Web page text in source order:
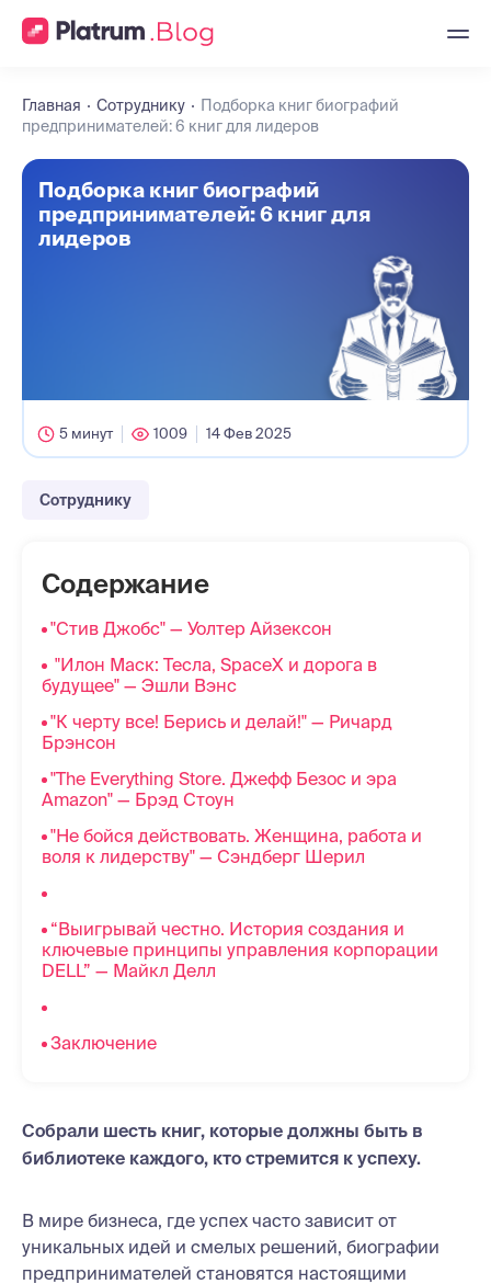
Главная Сотруднику
Подборка книг биографий
предпринимателей: 6 книг для лидеров
Подборка книг биографий
предпринимателей: 6 книг для
лидеров
5 минут 1009 14 Фев 2025
Сотруднику
Содержание
"Стив Джобс" — Уолтер Айзексон
"Илон Маск: Тесла, SpaceX и дорога в
будущее" — Эшли Вэнс
"К черту все! Берись и делай!" — Ричард
Брэнсон
"The Everything Store. Джефф Безос и эра
Amazon" — Брэд Стоун
"Не бойся действовать. Женщина, работа и
воля к лидерству" — Сэндберг Шерил
“Выигрывай честно. История создания и
ключевые принципы управления корпорации
DELL” — Майкл Делл
Заключение
Собрали шесть книг, которые должны быть в
библиотеке каждого, кто стремится к успеху.
В мире бизнеса, где успех часто зависит от
уникальных идей и смелых решений, биографии
предпринимателей становятся настоящими